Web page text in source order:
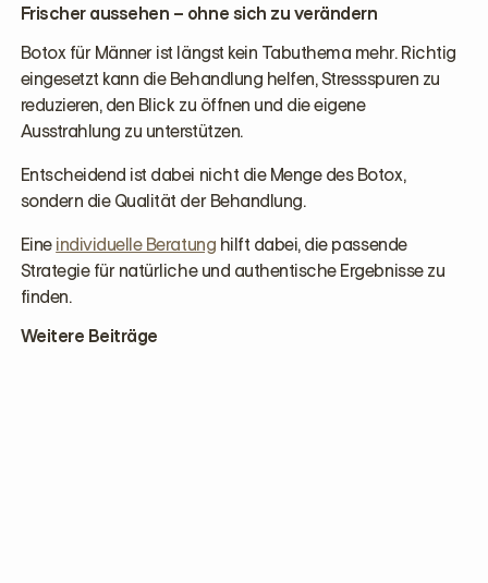
Frischer aussehen – ohne sich zu verändern
Botox für Männer ist längst kein Tabuthema mehr. Richtig
eingesetzt kann die Behandlung helfen, Stressspuren zu
reduzieren, den Blick zu öffnen und die eigene
Ausstrahlung zu unterstützen.
Entscheidend ist dabei nicht die Menge des Botox,
sondern die Qualität der Behandlung.
Eineindividuelle Beratung hilft dabei, die passende
Strategie für natürliche und authentische Ergebnisse zu
finden.
Weitere Beiträge